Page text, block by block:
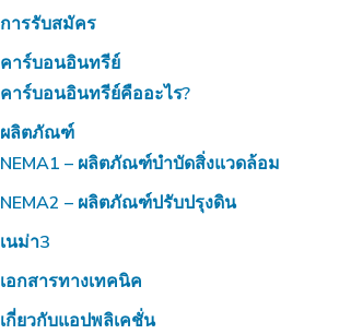
การรับสมัคร
คาร์บอนอินทรีย์
คาร์บอนอินทรีย์คืออะไร?
ผลิตภัณฑ์
NEMA1 – ผลิตภัณฑ์บำบัดสิ่งแวดล้อม
NEMA2 – ผลิตภัณฑ์ปรับปรุงดิน
เนม่า3
เอกสารทางเทคนิค
เกี่ยวกับแอปพลิเคชั่น